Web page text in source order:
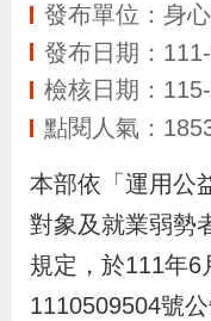
息
發
布
為
民
服
務
發布單位：身
發布日期：
檢核日期：
點閱人氣：
本部依「運用公
對象及就業弱勢
規定，於111年6
1110509504號